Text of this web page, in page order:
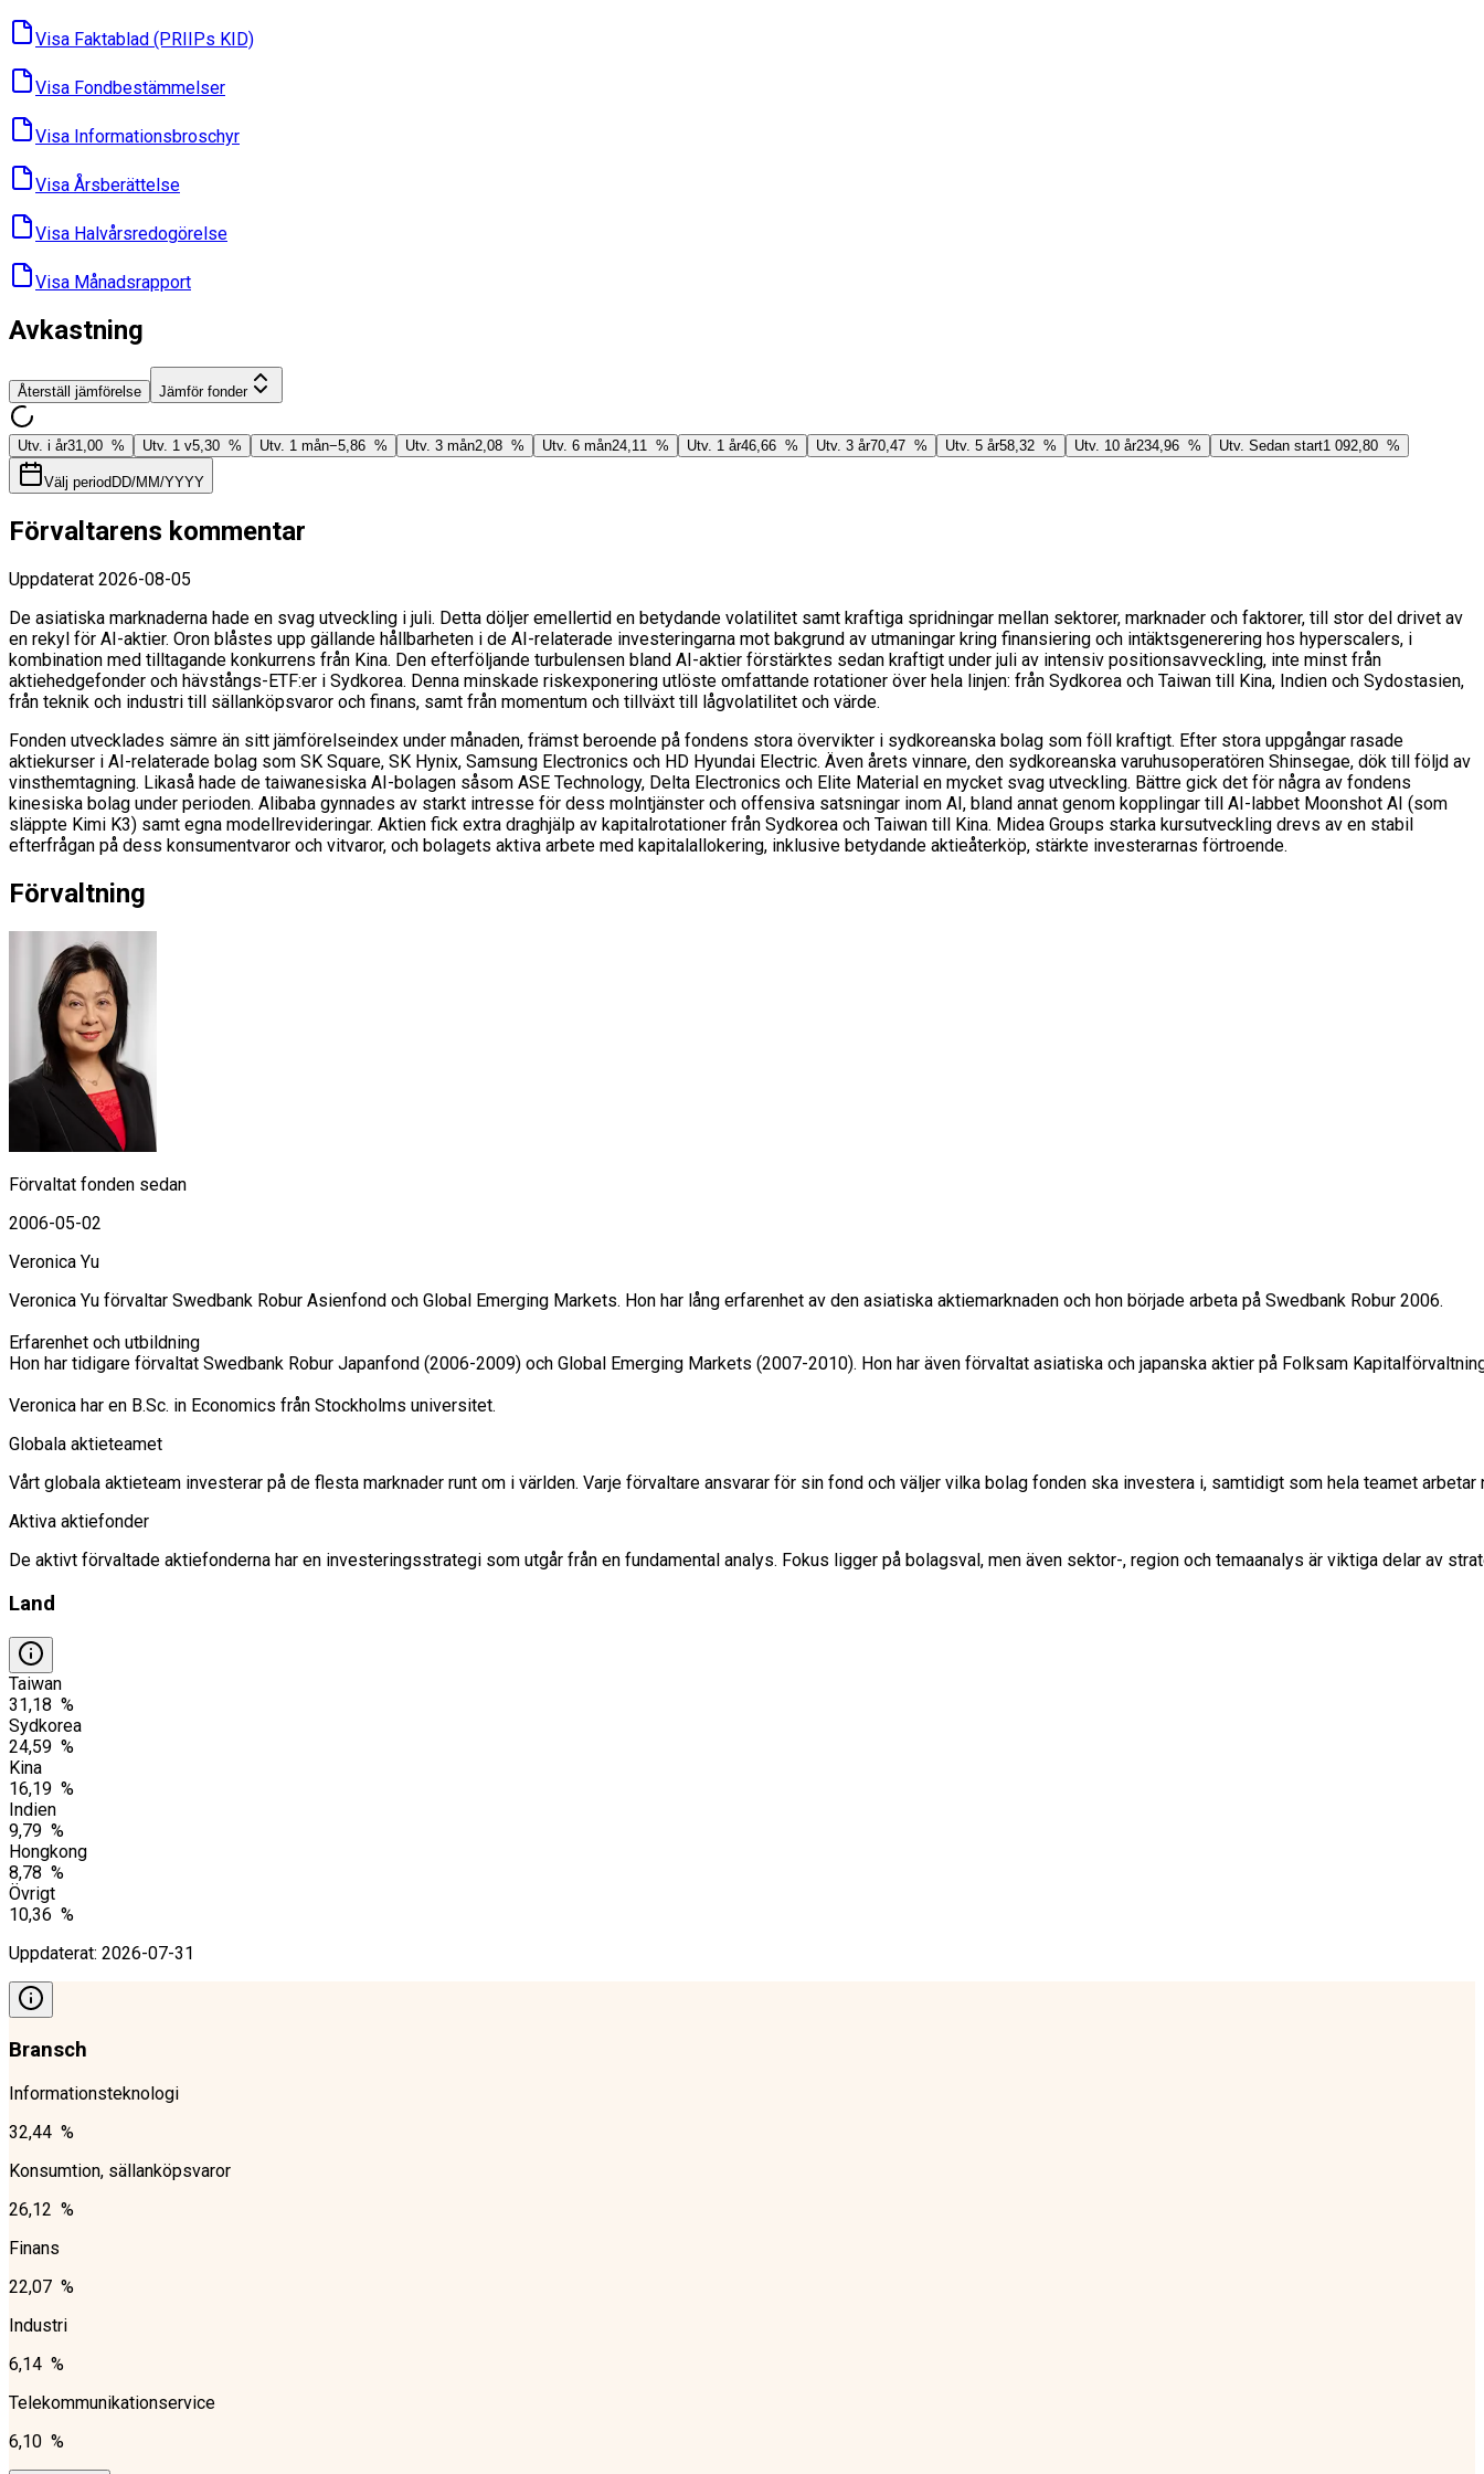
Visa Faktablad ​(PRIIPs KID)
Visa Fondbes­tämmelser
Visa Informations­broschyr
Visa Års­berättelse
Visa Halvårs­redogörelse
Visa Månads­rapport
Avkastning
Återställ jämförelse Jämför fonder
Utv. i år31,00 % Utv. 1 v5,30 % Utv. 1 mån−5,86 % Utv. 3 mån2,08 % Utv. 6 mån24,11 % Utv. 1 år46,66 % Utv. 3 år70,47 % Utv. 5 år58,32 % Utv. 10 år234,96 % Utv. Sedan start1 092,80 %
Välj period DD/MM/YYYY
Förvaltarens kommentar
Uppdaterat 2026-08-05
De asiatiska marknaderna hade en svag utveckling i juli. Detta döljer emellertid en betydande volatilitet samt kraftiga spridningar mellan sektorer, marknader och faktorer, till stor del drivet av
en rekyl för AI-aktier. Oron blåstes upp gällande hållbarheten i de AI-relaterade investeringarna mot bakgrund av utmaningar kring finansiering och intäktsgenerering hos hyperscalers, i
kombination med tilltagande konkurrens från Kina. Den efterföljande turbulensen bland AI-aktier förstärktes sedan kraftigt under juli av intensiv positionsavveckling, inte minst från
aktiehedgefonder och hävstångs-ETF:er i Sydkorea. Denna minskade riskexponering utlöste omfattande rotationer över hela linjen: från Sydkorea och Taiwan till Kina, Indien och Sydostasien,
från teknik och industri till sällanköpsvaror och finans, samt från momentum och tillväxt till lågvolatilitet och värde.
Fonden utvecklades sämre än sitt jämförelseindex under månaden, främst beroende på fondens stora övervikter i sydkoreanska bolag som föll kraftigt. Efter stora uppgångar rasade
aktiekurser i AI-relaterade bolag som SK Square, SK Hynix, Samsung Electronics och HD Hyundai Electric. Även årets vinnare, den sydkoreanska varuhusoperatören Shinsegae, dök till följd av
vinsthemtagning. Likaså hade de taiwanesiska AI-bolagen såsom ASE Technology, Delta Electronics och Elite Material en mycket svag utveckling. Bättre gick det för några av fondens
kinesiska bolag under perioden. Alibaba gynnades av starkt intresse för dess molntjänster och offensiva satsningar inom AI, bland annat genom kopplingar till AI-labbet Moonshot AI (som
släppte Kimi K3) samt egna modellrevideringar. Aktien fick extra draghjälp av kapitalrotationer från Sydkorea och Taiwan till Kina. Midea Groups starka kursutveckling drevs av en stabil
efterfrågan på dess konsumentvaror och vitvaror, och bolagets aktiva arbete med kapitalallokering, inklusive betydande aktieåterköp, stärkte investerarnas förtroende.
Förvaltning
Förvaltat fonden sedan
2006-05-02
Veronica Yu
Veronica Yu förvaltar Swedbank Robur Asienfond och Global Emerging Markets. Hon har lång erfarenhet av den asiatiska aktiemarknaden och hon började arbeta på Swedbank Robur 2006.
Erfarenhet och utbildning
Hon har tidigare förvaltat Swedbank Robur Japanfond (2006-2009) och Global Emerging Markets (2007-2010). Hon har även förvaltat asiatiska och japanska aktier på Folksam
Veronica har en B.Sc. in Economics från Stockholms universitet.
Globala aktieteamet
Vårt globala aktieteam investerar på de flesta marknader runt om i världen. Varje förvaltare ansvarar för sin fond och väljer vilka bolag fonden ska investera i, samtidigt som hela teamet
Aktiva aktiefonder
De aktivt förvaltade aktiefonderna har en investeringsstrategi som utgår från en fundamental analys. Fokus ligger på bolagsval, men även sektor-, region och temaanalys är viktiga delar av
Land
Taiwan
31,18 %
Sydkorea
24,59 %
Kina
16,19 %
Indien
9,79 %
Hongkong
8,78 %
Övrigt
10,36 %
Uppdaterat: 2026-07-31
Bransch
Informationsteknologi
32,44 %
Konsumtion, sällanköpsvaror
26,12 %
Finans
22,07 %
Industri
6,14 %
Telekommunikationservice
6,10 %